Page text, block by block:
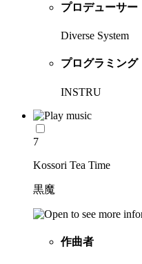
プロデューサー
Diverse System
プログラミング
INSTRU
7
Kossori Tea Time
黒魔
作曲者